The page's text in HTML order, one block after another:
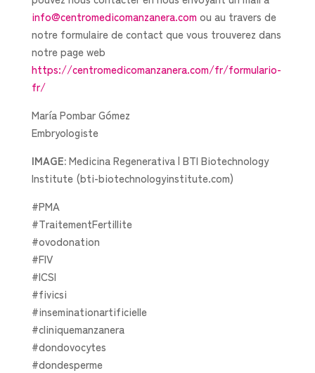
info@centromedicomanzanera.com ou au travers de
notre formulaire de contact que vous trouverez dans
notre page web
https://centromedicomanzanera.com/fr/formulario-
fr/
María Pombar Gómez
Embryologiste
IMAGE:Medicina Regenerativa | BTI Biotechnology
Institute (bti-biotechnologyinstitute.com)
#PMA
#TraitementFertillite
#ovodonation
#FIV
#ICSI
#fivicsi
#inseminationartificielle
#cliniquemanzanera
#dondovocytes
#dondesperme